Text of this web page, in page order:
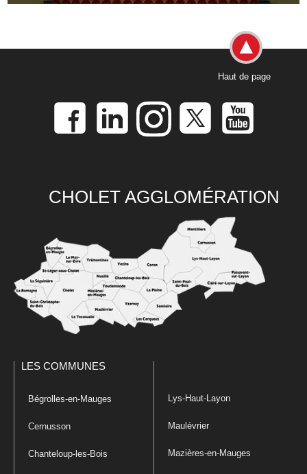
Haut de page
CHOLET AGGLOMÉRATION
LES COMMUNES
Bégrolles-en-Mauges
Cernusson
Chanteloup-les-Bois
Lys-Haut-Layon
Maulévrier
Mazières-en-Mauges